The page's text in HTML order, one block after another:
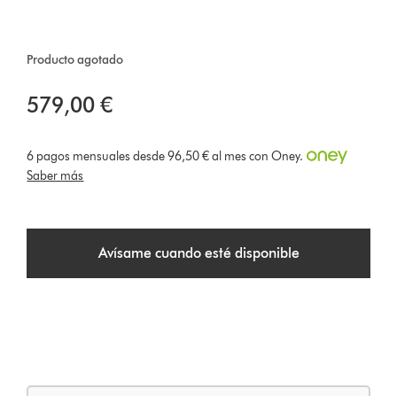
Producto agotado
579,00 €
6 pagos mensuales desde 96,50 € al mes con Oney.
Saber más
Avísame cuando esté disponible